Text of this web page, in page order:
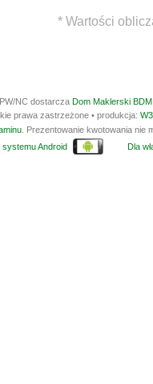
* Wartości
NC dostarcza Dom Maklerski
prawa zastrzeżone • produkcja:
. Prezentowanie kwotowania
systemu Android Dla